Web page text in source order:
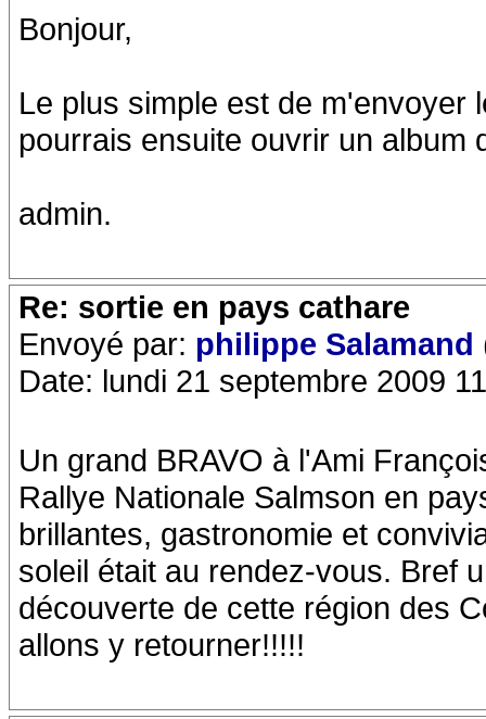
Bonjour,
Le plus simple est de m'envoyer
pourrais ensuite ouvrir un album
admin.
Re: sortie en pays cathare
Envoyé par: philippe Salamand
Date: lundi 21 septembre 2009
Un grand BRAVO à l'Ami
Rallye Nationale Salmson en
brillantes, gastronomie et
soleil était au rendez-vous. Bref
découverte de cette région des
allons y retourner!!!!!